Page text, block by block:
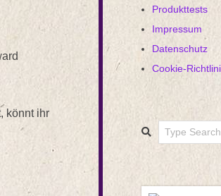
könnt ihr
Produkttests
Impressum
Datenschutz
Cookie-
Search